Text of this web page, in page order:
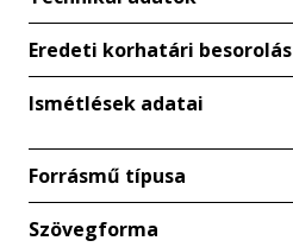
Eredeti korhatári besorolás
Ismétlések adatai
Forrásmű típusa
Szövegforma